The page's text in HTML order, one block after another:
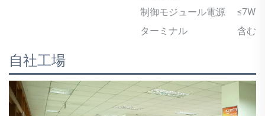
制御モジュール電源
≤7W
ターミナル
含む
自社工場